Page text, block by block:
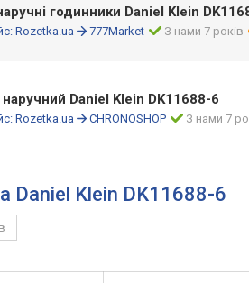
годинники Daniel Klein
Rozetka.ua 777Market З нами 7 років
Daniel Klein DK11688-6
Rozetka.ua CHRONOSHOP З нами 7
Daniel Klein DK11688-6